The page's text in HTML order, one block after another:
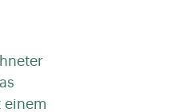
einem